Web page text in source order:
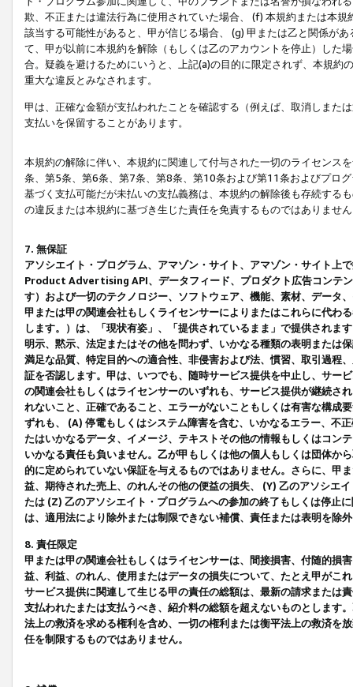
欺、不正または違法行為に使用されていた場合、 (f) 本規約または本
該当する可能性があると、甲が信じる場合、 (g) 甲または乙と関係が
て、甲が以前に本規約を解除（もしくは乙のアカウントを停止）した
合。疑義を避けるためにいうと、上記(a)の目的に限定されず、本規
重大な違反とみなされます。
甲は、正確な金額が支払われたことを確認する（例えば、取消しまた
支払いを保留することがあります。
本規約の解除に伴い、本規約に関連して付与された一切のライセンス
条、第5条、第6条、第7条、第8条、第10条および第11条およびプロ
基づく支払可能だが未払いの支払義務は、本規約の解除後も存続する
の違反または本規約に基づき生じた責任を免責するものではありませ
7. 無保証
アソシエイト・プログラム、アマゾン・サイト、アマゾン・サイト上
Product Advertising API、データフィード、プロダクト広告コンテ
す）および一切のテクノロジー、ソフトウェア、機能、素材、データ
甲または甲の関連会社もしくライセンサーによりまたはこれらに代わ
します。）は、「現状有姿」、「提供されているまま」で提供されま
明示、黙示、法定またはその他を問わず、いかなる種類の表明または
満足な品質、特定目的への適合性、非侵害および法、慣習、取引過程
証を否認します。甲は、いつでも、随時サービス提供を中止し、サー
の関連会社もしくはライセンサーのいずれも、サービス提供が継続さ
れないこと、正確であること、エラーがないこともしくは有害な構成
ずれも、 (A) 停電もしくはシステム障害を含む、いかなるエラー、不
たはいかなるデータ、イメージ、テキストその他の情報もしくはコン
いかなる責任も負いません。乙が甲もしくは他の個人もしくは団体か
的に定められていない保証を与えるものではありません。さらに、甲
益、期待された売上、のれんその他の便益の損失、 (Y) 乙のアソシエ
たは (Z) 乙のアソシエイト・プログラムへの参加の終了もしくは停止
は、適用法により除外または制限できない補償、責任または表明を除
8. 責任限定
甲または甲の関連会社もしくはライセンサーは、間接損害、付随的損
益、利益、のれん、使用またはデータの損失について、たとえ甲がこ
サービス提供に関連して生じる甲の責任の総額は、最新の請求または
支払われたまたは支払うべき、紹介料の総額を超えないものとします
法上の救済を求める権利を含め、一切の権利または衡平法上の救済を
任を制限するものではありません。